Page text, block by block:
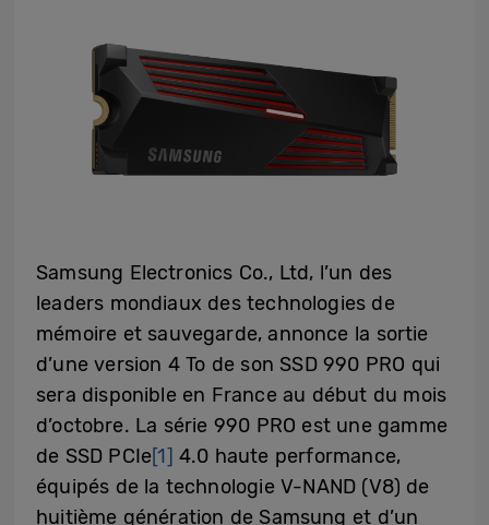
Samsung Electronics Co., Ltd, l’un des
leaders mondiaux des technologies de
mémoire et sauvegarde, annonce la sortie
d’une version 4 To de son SSD 990 PRO qui
sera disponible en France au début du mois
d’octobre. La série 990 PRO est une gamme
de SSD PCIe[1] 4.0 haute performance,
équipés de la technologie V-NAND (V8) de
huitième génération de Samsung et d’un